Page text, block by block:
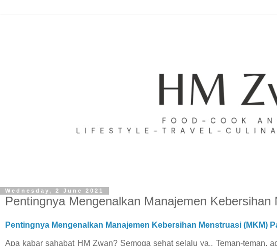
Wednesday, 2 June 2021
Pentingnya Mengenalkan Manajemen
Pentingnya Mengenalkan Manajemen Kebersihan Menstruasi (MKM)
Apa kabar sahabat HM Zwan? Semoga sehat selalu ya.. Teman-teman,